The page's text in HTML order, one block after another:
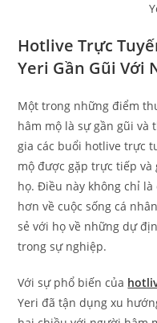
Hotlive Trực
Yeri Gần Gũi Với
Một trong những điểm
hâm mộ là sự gần gũi và
gia các buổi hotlive trực
mộ được gặp trực tiếp
họ. Điều này không chỉ
hơn về cuộc sống cá
sẻ với họ về những dự
trong sự nghiệp.
Với sự phổ biến của
Yeri đã tận dụng xu